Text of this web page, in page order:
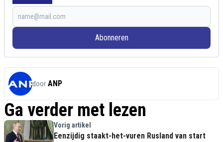
Abonneren
door ANP
Ga verder met lezen
Vorig artikel
Eenzijdig staakt-het-vuren Rusland van start